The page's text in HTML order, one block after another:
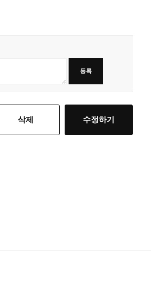
등록
삭제 수정하기